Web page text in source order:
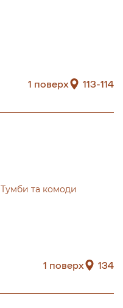
1 поверх 113-114
Тумби та комоди
1 поверх 134